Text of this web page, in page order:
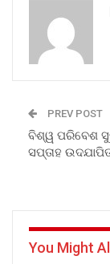
PREV POST
ବିଶ୍ୱ ପରିବେଶ
ସପ୍ତାହ
You Might